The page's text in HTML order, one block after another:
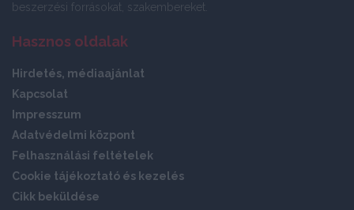
beszerzési forrásokat, szakembereket.
Hasznos oldalak
Hirdetés, médiaajánlat
Kapcsolat
Impresszum
Adatvédelmi központ
Felhasználási feltételek
Cookie tájékoztató és kezelés
Cikk beküldése